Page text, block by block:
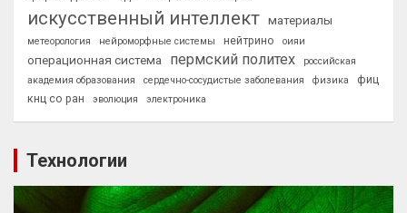
искусственный интеллект материалы
метеорология нейроморфные системы нейтрино оияи
операционная система пермский политех
российская
академия образования
сердечно-сосудистые заболевания физика
фиц
кнц со ран
эволюция электроника
Технологии